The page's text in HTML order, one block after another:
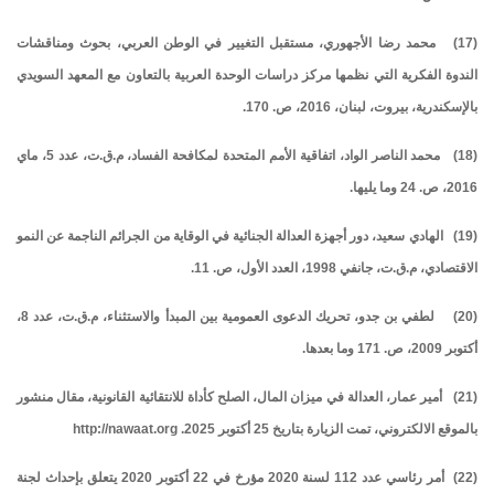
(17) محمد رضا الأجهوري، مستقبل التغيير في الوطن العربي، بحوث ومناقشات
الندوة الفكرية التي نظمها مركز دراسات الوحدة العربية بالتعاون مع المعهد السويدي
بالإسكندرية، بيروت، لبنان، 2016، ص. 170.
(18) محمد الناصر الواد، اتفاقية الأمم المتحدة لمكافحة الفساد، م.ق.ت، عدد 5، ماي
2016، ص. 24 وما يليها.
(19) الهادي سعيد، دور أجهزة العدالة الجنائية في الوقاية من الجرائم الناجمة عن النمو
الاقتصادي، م.ق.ت، جانفي 1998، العدد الأول، ص. 11.
(20) لطفي بن جدو، تحريك الدعوى العمومية بين المبدأ والاستثناء، م.ق.ت، عدد 8،
أكتوبر 2009، ص. 171 وما بعدها.
(21) أمير عمار، العدالة في ميزان المال، الصلح كأداة للانتقائية القانونية، مقال منشور
بالموقع الالكتروني، تمت الزيارة بتاريخ 25 أكتوبر 2025. http://nawaat.org
(22) أمر رئاسي عدد 112 لسنة 2020 مؤرخ في 22 أكتوبر 2020 يتعلق بإحداث لجنة